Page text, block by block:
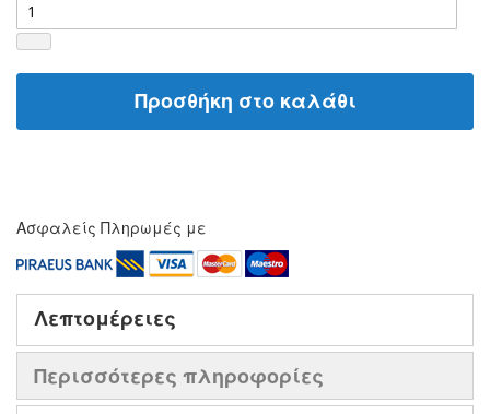
Προσθήκη στο καλάθι
Ασφαλείς Πληρωμές με
Λεπτομέρειες
Περισσότερες πληροφορίες